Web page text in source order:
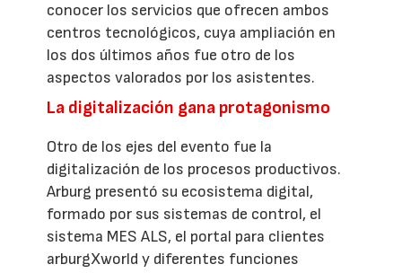
conocer los servicios que ofrecen ambos
centros tecnológicos, cuya ampliación en
los dos últimos años fue otro de los
aspectos valorados por los asistentes.
La digitalización gana protagonismo
Otro de los ejes del evento fue la
digitalización de los procesos productivos.
Arburg presentó su ecosistema digital,
formado por sus sistemas de control, el
sistema MES ALS, el portal para clientes
arburgXworld y diferentes funciones